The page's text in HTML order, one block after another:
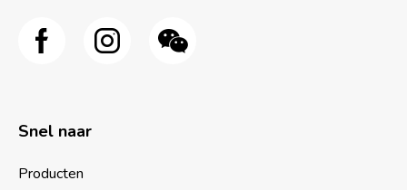
Snel naar
Producten